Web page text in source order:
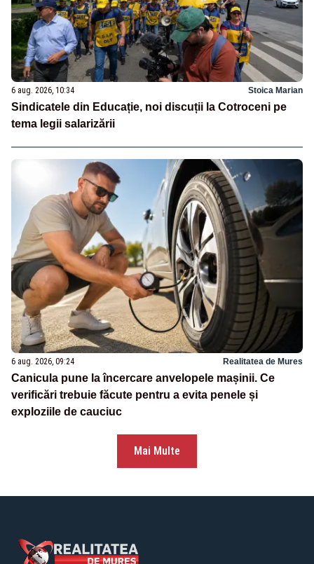
6 aug. 2026, 10:34 Stoica Marian
Sindicatele din Educație, noi discuții la Cotroceni pe
tema legii salarizării
6 aug. 2026, 09:24 Realitatea de Mures
Canicula pune la încercare anvelopele mașinii. Ce
verificări trebuie făcute pentru a evita penele și
exploziile de cauciuc
Mai Multe